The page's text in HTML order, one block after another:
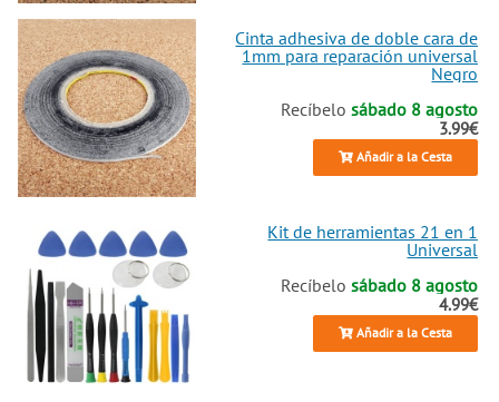
Cinta adhesiva de doble cara de
1mm para reparación universal
Negro
Recíbelosábado 8 agosto
3.99€
Añadir a la Cesta
Kit de herramientas 21 en 1
Universal
Recíbelosábado 8 agosto
4.99€
Añadir a la Cesta